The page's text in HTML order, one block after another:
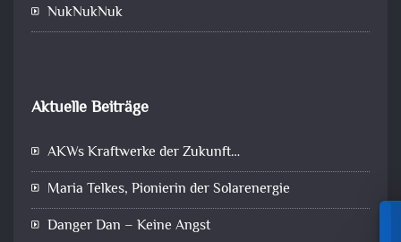
NukNukNuk
Aktuelle Beiträge
AKWs Kraftwerke der Zukunft…
Maria Telkes, Pionierin der Solarenergie
Danger Dan – Keine Angst